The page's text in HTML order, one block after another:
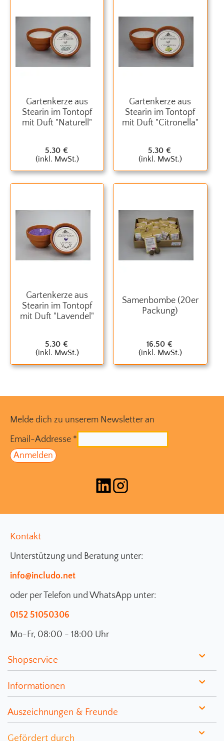
Gartenkerze aus
Stearin im Tontopf
mit Duft "Naturell"
5.30 €
(inkl. MwSt.)
Gartenkerze aus
Stearin im Tontopf
mit Duft "Citronella"
5.30 €
(inkl. MwSt.)
Gartenkerze aus
Stearin im Tontopf
mit Duft "Lavendel"
5.30 €
(inkl. MwSt.)
Samenbombe (20er
Packung)
16.50 €
(inkl. MwSt.)
Melde dich zu unserem Newsletter an
Email-Addresse *
Kontakt
Unterstützung und Beratung unter:
info@includo.net
oder per Telefon und WhatsApp unter:
0152 51050306
Mo-Fr, 08:00 - 18:00 Uhr
Shopservice
Informationen
Auszeichnungen & Freunde
Gefördert durch